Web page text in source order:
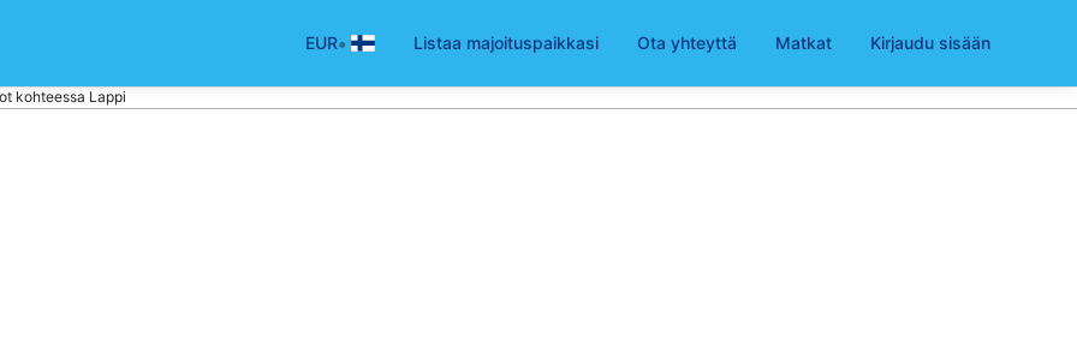
EUR• Listaa majoituspaikkasi Ota yhteyttä Matkat Kirjaudu sisään
kohteessa Lappi